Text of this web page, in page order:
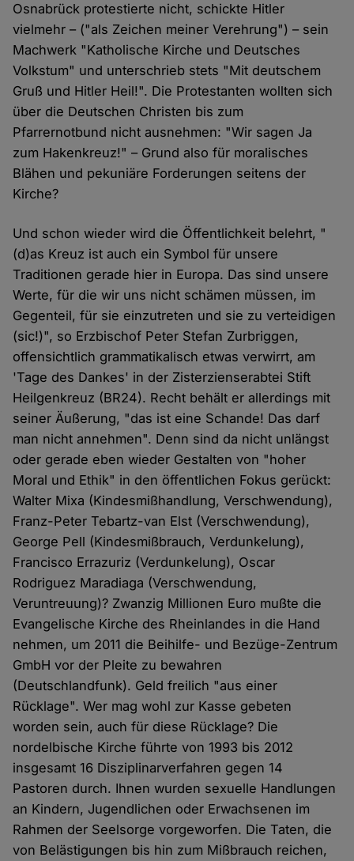
Osnabrück protestierte nicht, schickte Hitler
vielmehr – ("als Zeichen meiner Verehrung") – sein
Machwerk "Katholische Kirche und Deutsches
Volkstum" und unterschrieb stets "Mit deutschem
Gruß und Hitler Heil!". Die Protestanten wollten sich
über die Deutschen Christen bis zum
Pfarrernotbund nicht ausnehmen: "Wir sagen Ja
zum Hakenkreuz!" – Grund also für moralisches
Blähen und pekuniäre Forderungen seitens der
Kirche?
Und schon wieder wird die Öffentlichkeit belehrt, "
(d)as Kreuz ist auch ein Symbol für unsere
Traditionen gerade hier in Europa. Das sind unsere
Werte, für die wir uns nicht schämen müssen, im
Gegenteil, für sie einzutreten und sie zu verteidigen
(sic!)", so Erzbischof Peter Stefan Zurbriggen,
offensichtlich grammatikalisch etwas verwirrt, am
'Tage des Dankes' in der Zisterzienserabtei Stift
Heilgenkreuz (BR24). Recht behält er allerdings mit
seiner Äußerung, "das ist eine Schande! Das darf
man nicht annehmen". Denn sind da nicht unlängst
oder gerade eben wieder Gestalten von "hoher
Moral und Ethik" in den öffentlichen Fokus gerückt:
Walter Mixa (Kindesmißhandlung, Verschwendung),
Franz-Peter Tebartz-van Elst (Verschwendung),
George Pell (Kindesmißbrauch, Verdunkelung),
Francisco Errazuriz (Verdunkelung), Oscar
Rodriguez Maradiaga (Verschwendung,
Veruntreuung)? Zwanzig Millionen Euro mußte die
Evangelische Kirche des Rheinlandes in die Hand
nehmen, um 2011 die Beihilfe- und Bezüge-Zentrum
GmbH vor der Pleite zu bewahren
(Deutschlandfunk). Geld freilich "aus einer
Rücklage". Wer mag wohl zur Kasse gebeten
worden sein, auch für diese Rücklage? Die
nordelbische Kirche führte von 1993 bis 2012
insgesamt 16 Disziplinarverfahren gegen 14
Pastoren durch. Ihnen wurden sexuelle Handlungen
an Kindern, Jugendlichen oder Erwachsenen im
Rahmen der Seelsorge vorgeworfen. Die Taten, die
von Belästigungen bis hin zum Mißbrauch reichen,